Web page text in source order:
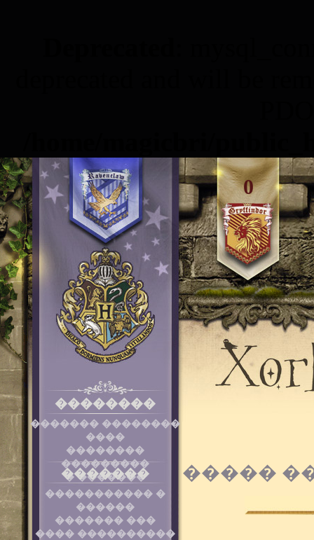
0
��������
������� ��������
����
��������
���������
� �������
�����
�������
����������� �
������
������� ���
���� ����������